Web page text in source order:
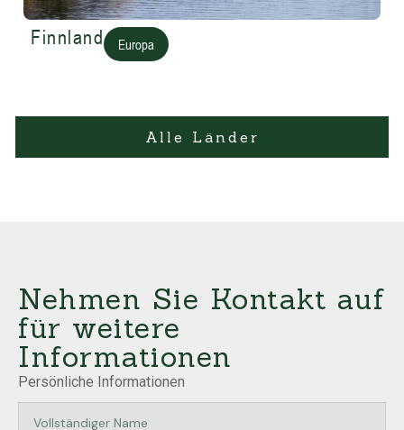
Finnland Europa
Alle Länder
Nehmen Sie Kontakt auf
für weitere
Informationen
Persönliche Informationen